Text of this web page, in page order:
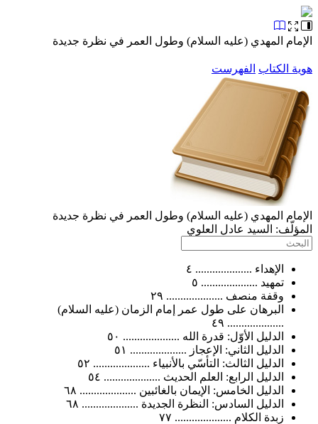
الإمام المهدي (عليه السلام) وطول العمر في نظرة جديدة
هوية الكتاب الفهرست
الإمام المهدي (عليه السلام) وطول العمر في نظرة جديدة
المؤلّف: السيد عادل العلوي
الإهداء .................... ٤
تمهيد .................... ٥
وقفة منصف .................... ٢٩
البرهان على طول عمر إمام الزمان (عليه السلام)
.................... ٤٩
الدليل الأوّل: قدرة الله .................... ٥٠
الدليل الثاني: الإعجاز .................... ٥١
الدليل الثالث: التأسّي بالأنبياء .................... ٥٢
الدليل الرابع: العلم الحديث .................... ٥٤
الدليل الخامس: الإيمان بالغائبين .................... ٦٨
الدليل السادس: النظرة الجديدة .................... ٦٨
زبدة الكلام .................... ٧٧